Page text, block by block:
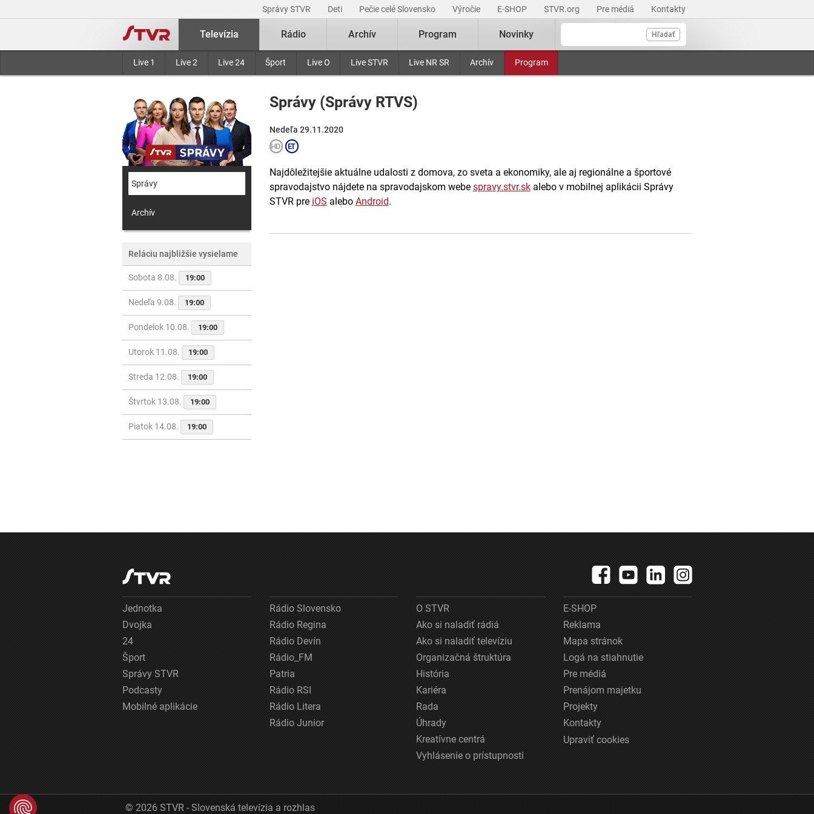
Správy STVR Deti Pečie celé Slovensko Výročie E-SHOP STVR.org Pre médiá Kontakty
Hľadať
Televízia
Live 1 Live 2 Live 24 Šport Live O Live STVR Live NR SR Archív Program
Rádio Archív Program Novinky
Správy
Archív
Reláciu najbližšie vysielame
Sobota 8.08. 19:00
Nedeľa 9.08. 19:00
Pondelok 10.08. 19:00
Utorok 11.08. 19:00
Streda 12.08. 19:00
Štvrtok 13.08. 19:00
Piatok 14.08. 19:00
Správy (Správy RTVS)
Nedeľa 29.11.2020
Najdôležitejšie aktuálne udalosti z domova, zo sveta a ekonomiky, ale aj regionálne a športové
spravodajstvo nájdete na spravodajskom webe spravy.stvr.skalebo v mobilnej aplikácii Správy
STVR pre iOS alebo Android.
Jednotka
Dvojka
24
Šport
Správy STVR
Podcasty
Mobilné aplikácie
Rádio Slovensko
Rádio Regina
Rádio Devín
Rádio_FM
Patria
Rádio RSI
Rádio Litera
Rádio Junior
O STVR
Ako si naladiť rádiá
Ako si naladiť televíziu
Organizačná štruktúra
História
Kariéra
Rada
Úhrady
Kreatívne centrá
Vyhlásenie o prístupnosti
E-SHOP
Reklama
Mapa stránok
Logá na stiahnutie
Pre médiá
Prenájom majetku
Projekty
Kontakty
Upraviť cookies
© 2026 STVR - Slovenská televízia a rozhlas